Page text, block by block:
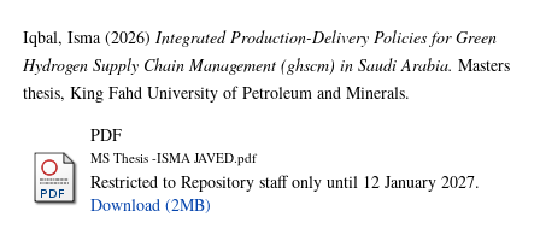
Iqbal, Isma (2026)Integrated Production-Delivery Policies for Green
Hydrogen Supply Chain Management (ghscm) in Saudi Arabia. Masters
thesis, King Fahd University of Petroleum and Minerals.
PDF
MS Thesis -ISMA JAVED.pdf
Restricted to Repository staff only until 12 January 2027.
Download (2MB)